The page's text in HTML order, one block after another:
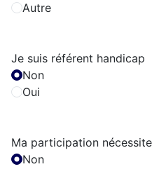
Autre
Je suis référent handicap
Non
Oui
Ma participation
Non